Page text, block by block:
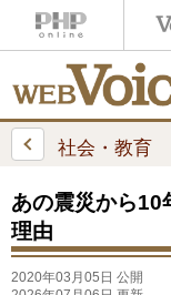
社会・教育
あの震災から10
理由
2020年03月05日 公開